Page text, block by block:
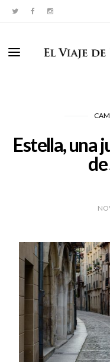
Estella, una